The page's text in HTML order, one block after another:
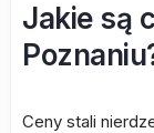
Jakie są
Ceny stali